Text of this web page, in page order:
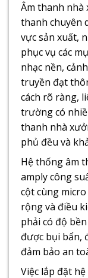
Âm thanh nhà
thanh chuyên
vực sản xuất,
phục vụ các
nhạc nền,
truyền đạt
cách rõ ràng,
trường có
thanh nhà
phủ đều và
Hệ thống âm
amply công
cột cùng
rộng và điều
phải có độ
được bụi bẩn,
đảm bảo an
Việc lắp đặt